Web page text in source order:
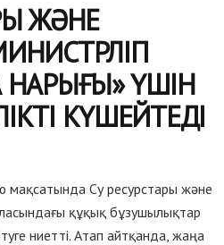
ЖӘНЕ
ҮШІН
КҮШЕЙТЕДІ
Су ресурстары және
құқық бұзушылықтар
ниетті. Атап айтқанда, жаңа